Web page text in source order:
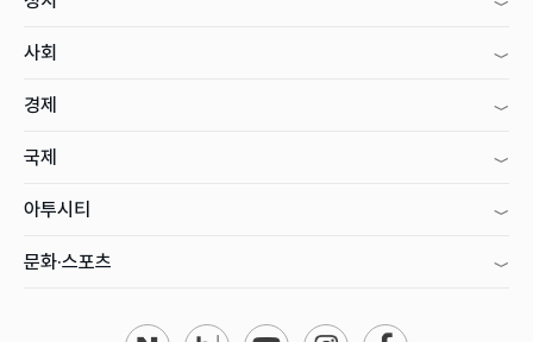
사회
경제
국제
아투시티
문화·스포츠